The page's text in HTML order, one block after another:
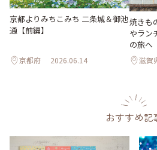
京都よりみちこみち 二条城＆御池
通【前編】
京都府 2026.06.14
焼きも
やラン
の旅へ
滋賀
おすすめ記